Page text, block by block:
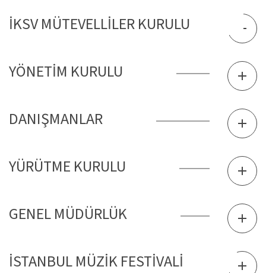
İKSV MÜTEVELLİLER KURULU
YÖNETİM KURULU
DANIŞMANLAR
YÜRÜTME KURULU
GENEL MÜDÜRLÜK
İSTANBUL MÜZİK FESTİVALİ